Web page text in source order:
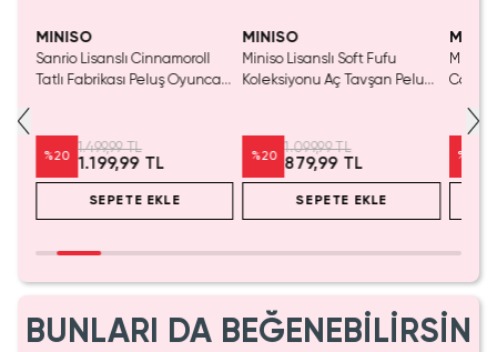
MINISO
Sanrio Lisanslı Cinnamoroll
Tatlı Fabrikası Peluş Oyuncak
%20
1.499,99 TL
1.199,99 TL
SEPETE EKLE
MINISO
Miniso Lisanslı Soft Fufu
Koleksiyonu Aç Tavşan Peluş
%20
1.099,99 TL
879,99 TL
SEPETE EKLE
Miniso
Cat
%
BUNLARI DA BEĞENEBİLİRSİN